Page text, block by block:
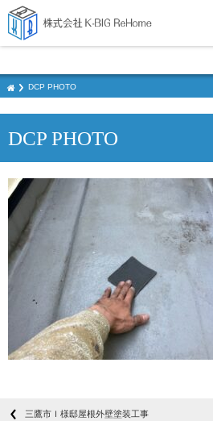
DCP PHOTO
DCP PHOTO
三鷹市Ｉ様邸屋根外壁塗装工事